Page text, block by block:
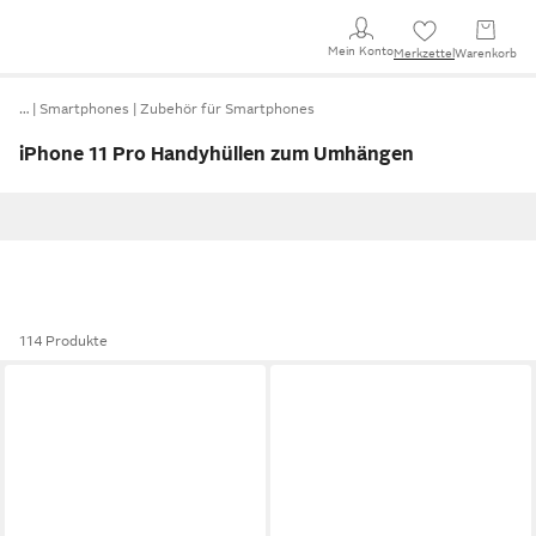
Mein KontoMerkzettel Warenkorb
… Smartphones Zubehör für Smartphones
iPhone 11 Pro Handyhüllen zum Umhängen
114 Produkte